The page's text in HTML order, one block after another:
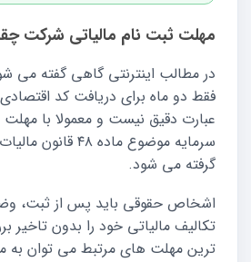
مهلت ثبت نام مالیاتی شرکت
در مطالب اینترنتی گاهی گفته
فقط دو ماه برای دریافت کد
عبارت دقیق نیست و معمولا با
سرمایه موضوع ماده
گرفته می شود.
اشخاص حقوقی باید پس از ثبت،
تکالیف مالیاتی خود را بدون تاخیر
ترین مهلت های مرتبط می توان به